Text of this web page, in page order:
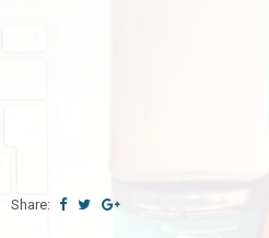
Share: